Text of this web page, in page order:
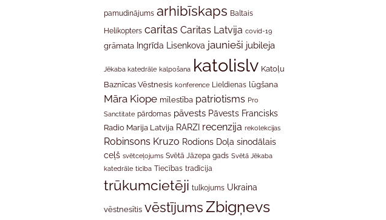
pamudinājums arhibīskaps Baltais
Helikopters caritas Caritas Latvija covid-19
grāmata Ingrīda Lisenkova jaunieši jubileja
Jēkaba katedrāle kalpošana katolislv Katoļu
Baznīcas Vēstnesis konference Lieldienas lūgšana
Māra Kiope mīlestība patriotisms Pro
Sanctitate pārdomas pāvests Pāvests Francisks
Radio Marija Latvija RARZI recenzija rekolekcijas
Robinsons Kruzo Rodions Doļa sinodālais
ceļš svētceļojums Svētā Jāzepa gads Svētā Jēkaba
katedrāle ticība Tiecības tradīcija
trūkumcietēji tulkojums Ukraina
vēstnesītis vēstījumsZbigņevs